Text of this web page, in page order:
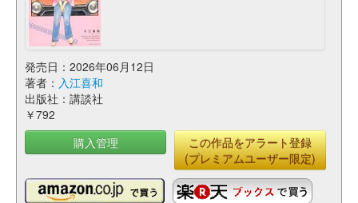
発売日：2026年06月12日
著者： 入江喜和
出版社：講談社
￥792
購入管理
この作品をアラート登録
(プレミアムユーザー限定)